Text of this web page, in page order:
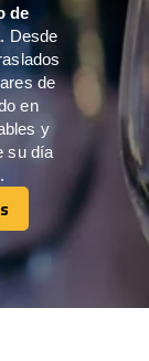
de
. Desde
de
en
y
su día